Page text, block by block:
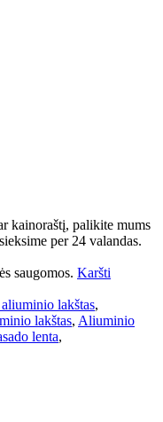
kainoraštį, palikite mums
per 24 valandas.
saugomos. Karšti
lakštas,
lakštas, Aliuminio
lenta,